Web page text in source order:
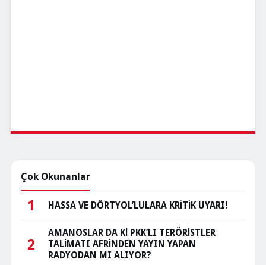
Çok Okunanlar
1 HASSA VE DÖRTYOL’LULARA KRİTİK UYARI!
2
AMANOSLAR DA Kİ PKK’LI TERÖRİSTLER
TALİMATI AFRİNDEN YAYIN YAPAN
RADYODAN MI ALIYOR?